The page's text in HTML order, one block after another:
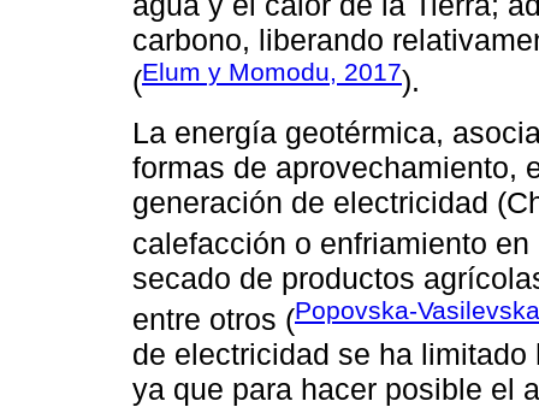
carbono, liberando
(Elum y Momodu, 2017).
La energía geotérmica,
formas de aprovechamiento,
generación de electricidad
calefacción o enfriamiento
secado de productos
entre otros (Popovska-
de electricidad se ha
ya que para hacer posible el